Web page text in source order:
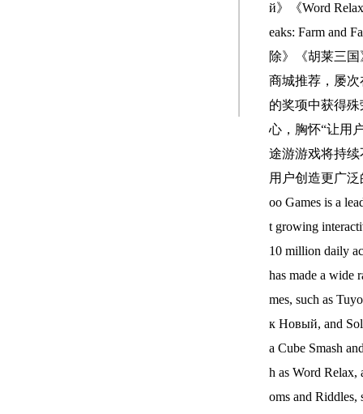
й》《Word
eaks: Farm and
除》《胡莱三
商城推荐，屡
的奖项中获得
心，胸怀“让用
途游游戏将持
用户创造更广泛
oo Games is a
t growing
10 million daily
has made a wide
mes, such as
к Новый, and
a Cube Smash
h as Word Relax,
oms and Riddles,